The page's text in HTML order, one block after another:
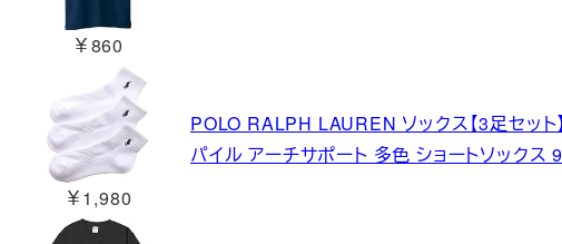
￥860
￥1,980
POLO RALPH LAUREN ソックス【3足セッ
パイル アーチサポート 多色 ショートソック